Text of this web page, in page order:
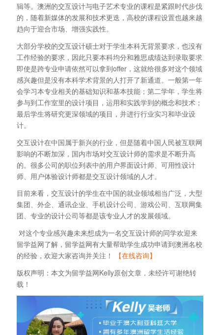
辑等。澳洲的交互设计与电子艺术专业的课程是紧跟时代步伐
的，随着新媒体的发展和技术更迭，高校的课程设置也越来越
趋向于迎合市场、增强实践性。
大部分学校的交互设计硕士对于学生本科无背景要求，也没有
工作经验的要求，因此只要本科均分和雅思成绩达到录取要求
即使是跨专业申请依然可以拿到offer，这就给很多对这个领域
感兴趣但是没有本科学术背景的人打开了新通道。一般第一年
会学习本专业相关的基础知识和基本技能；第二学年，学生将
参与到工作室里的设计项目，运用和实践学到的概念和技术；
最后学生将研究更深领域的项目，并进行行业实习和毕业设
计。
交互设计在中国属于新兴的行业，但是随着中国人民被互联网
影响的不断加深，国内市场对交互设计师的需求是不断升高
的。很多公司的职位列表中的用户界面设计师、可用性设计
师、用户体验设计师都是交互设计领域的人才。
目前来看，交互设计的学生在中国的就业领域相当广泛，大型
集团、外企、通讯企业、手机设计公司、游戏公司、互联网集
团、专业的设计公司等都是该专业人才的发展领域。
对这个专业感兴趣未来想成为一名交互设计师的同学欢迎来
留学益网了解，留学益网有大量帮助学生成功申请到澳洲名校
的经验，欢迎大家咨询并关注！
【在线咨询】
版权声明：本文为留学益网Kelly原创文章，未经许可谢绝转
载！